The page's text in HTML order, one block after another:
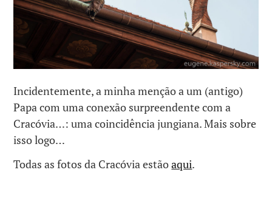
Incidentemente, a minha menção a um (antigo)
Papa com uma conexão surpreendente com a
Cracóvia…: uma coincidência jungiana. Mais sobre
isso logo…
Todas as fotos da Cracóvia estãoaqui.